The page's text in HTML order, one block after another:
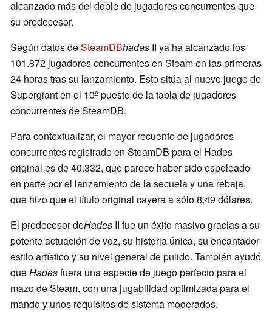
alcanzado más del doble de jugadores concurrentes que
su predecesor.
Según datos deSteamDBhades II ya ha alcanzado los
101.872 jugadores concurrentes en Steam en las primeras
24 horas tras su lanzamiento. Esto sitúa al nuevo juego de
Supergiant en el 10º puesto de la tabla de jugadores
concurrentes de SteamDB.
Para contextualizar, el mayor recuento de jugadores
concurrentes registrado en SteamDB para el Hades
original es de 40.332, que parece haber sido espoleado
en parte por el lanzamiento de la secuela y una rebaja,
que hizo que el título original cayera a sólo 8,49 dólares.
El predecesor deHades II fue un éxito masivo gracias a su
potente actuación de voz, su historia única, su encantador
estilo artístico y su nivel general de pulido. También ayudó
queHadesfuera una especie de juego perfecto para el
mazo de Steam, con una jugabilidad optimizada para el
mando y unos requisitos de sistema moderados.